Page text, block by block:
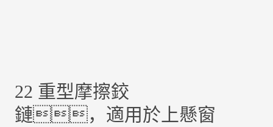
22 重型摩擦鉸
鏈，適用於上懸窗